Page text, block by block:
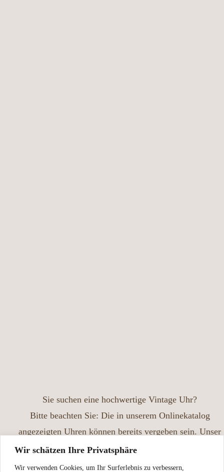
Wir schätzen Ihre Privatsphäre
Wir verwenden Cookies, um Ihr Surferlebnis zu verbessern,
Sie suchen eine hochwertige Vintage Uhr?
Bitte beachten Sie: Die in unserem Onlinekatalog
angezeigten Uhren können bereits vergeben sein. Unser
Sortiment verändert sich laufend, und nicht alle aktuell
verfügbaren Uhren sind online abgebildet – manche